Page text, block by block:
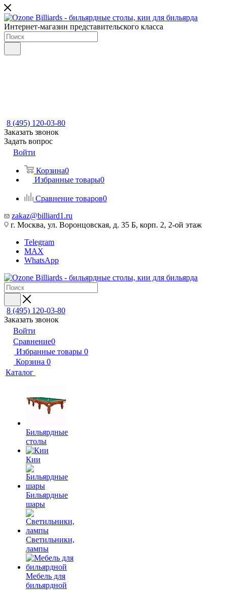
Интернет-магазин представительского класса
8 (495) 120-03-80
Заказать звонок
Задать вопрос
Войти
Корзина0
Избранные товары0
Сравнение товаров0
zakaz@billiard1.ru
г. Москва, ул. Воронцовская, д. 35 Б, корп. 2, 2-ой этаж
Telegram
MAX
WhatsApp
8 (495) 120-03-80
Заказать звонок
Войти
Сравнение0
Избранные товары 0
Корзина 0
Каталог
Бильярдные
столы
Кии
Бильярдные
шары
Светильники,
лампы
Мебель для
бильярдной